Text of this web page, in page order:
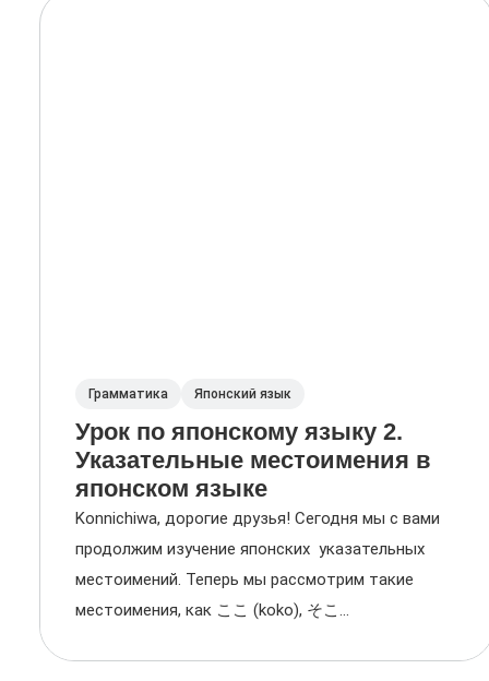
Грамматика Японский язык
Урок по японскому языку 2.
Указательные местоимения в
японском языке
Konnichiwa, дорогие друзья! Сегодня мы с вами
продолжим изучение японских указательных
местоимений. Теперь мы рассмотрим такие
местоимения, как ここ (koko), そこ...